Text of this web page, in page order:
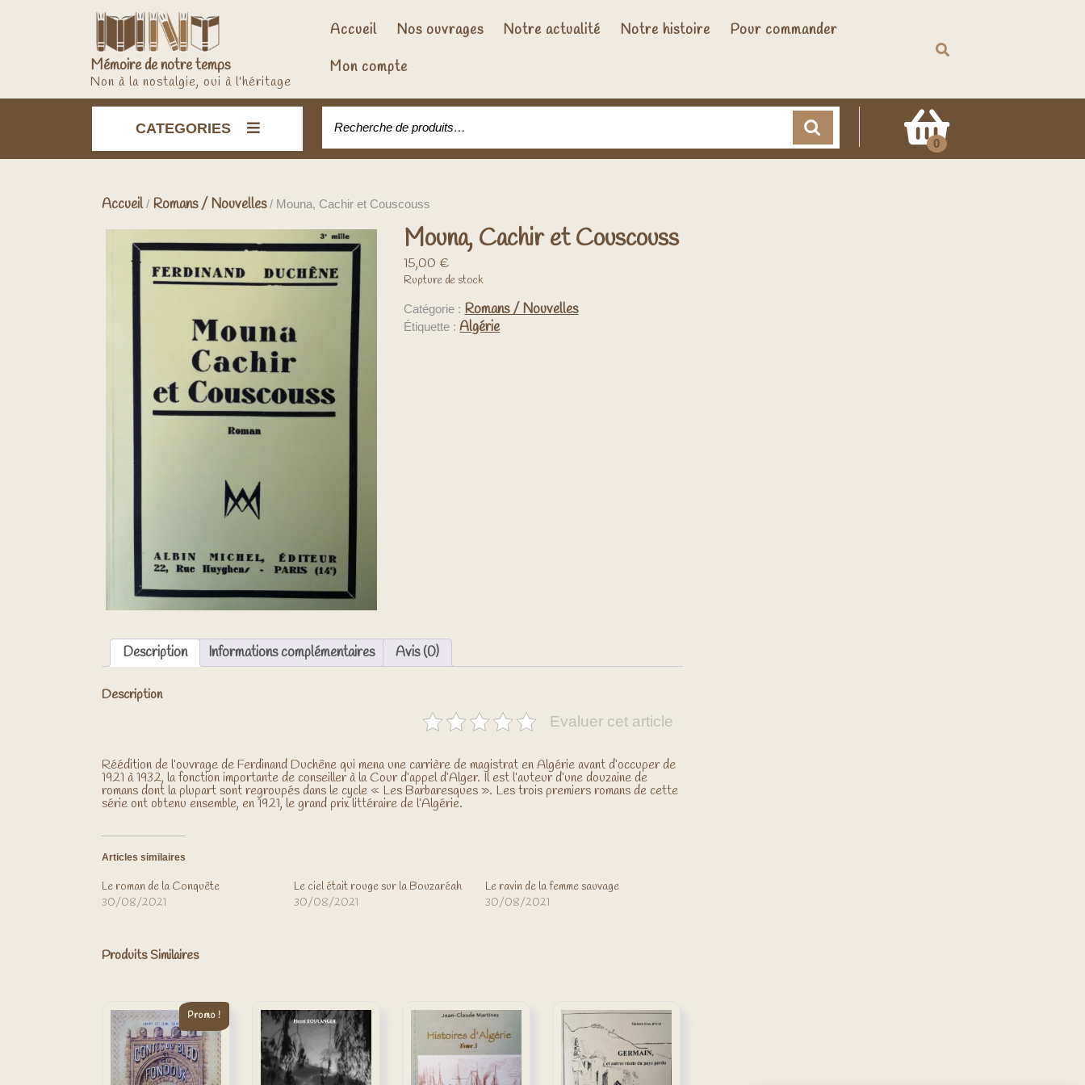
Mémoire de notre temps
Non à la nostalgie, oui à l'héritage
Accueil Nos ouvrages Notre actualité Notre histoire
Pour commander
Mon compte
CATEGORIES
0
Accueil/ Romans / Nouvelles/ Mouna, Cachir et Couscouss
Mouna, Cachir et Couscouss
15,00 €
Rupture de stock
Catégorie : Romans / Nouvelles
Étiquette :Algérie
Description Informations complémentaires Avis (0)
Description
Evaluer cet article
Réédition de l’ouvrage de Ferdinand Duchêne qui mena une carrière de magistrat en Algérie avant d’occuper de
1921 à 1932, la fonction importante de conseiller à la Cour d’appel d’Alger. Il est l’auteur d’une douzaine de
romans dont la plupart sont regroupés dans le cycle « Les Barbaresques ». Les trois premiers romans de cette
série ont obtenu ensemble, en 1921, le grand prix littéraire de l’Algérie.
Articles similaires
Le roman de la Conquête
30/08/2021
Le ciel était rouge sur la Bouzaréah
30/08/2021
Le ravin de la femme sauvage
30/08/2021
Produits Similaires
Promo !